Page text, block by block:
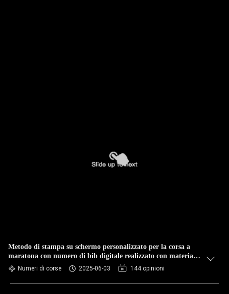
Metodo di stampa su schermo personalizzato per la corsa a
maratona con numero di bib digitale realizzato con materiale
TyvekNumeri di corse 2025-06-03 144 opinioni